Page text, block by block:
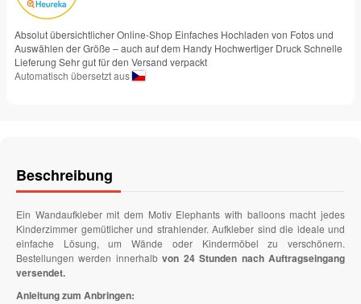
Absolut übersichtlicher Online-Shop Einfaches Hochladen von Fotos und
Auswählen der Größe – auch auf dem Handy Hochwertiger Druck Schnelle
Lieferung Sehr gut für den Versand verpackt
Automatisch übersetzt aus
Beschreibung
Ein Wandaufkleber mit dem Motiv Elephants with balloons macht jedes
Kinderzimmer gemütlicher und strahlender. Aufkleber sind die ideale und
einfache Lösung, um Wände oder Kindermöbel zu verschönern.
Bestellungen werden innerhalbvon 24 Stunden nach Auftragseingang
versendet.
Anleitung zum Anbringen: